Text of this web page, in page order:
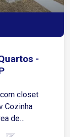
-
Cozinha
de